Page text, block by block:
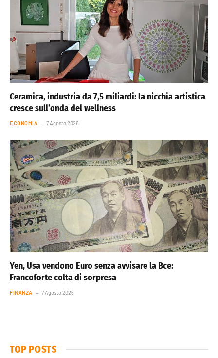
Ceramica, industria da 7,5 miliardi: la nicchia artistica
cresce sull’onda del wellness
ECONOMIA 7 Agosto 2026
Yen, Usa vendono Euro senza avvisare la Bce:
Francoforte colta di sorpresa
FINANZA 7 Agosto 2026
TOP POSTS